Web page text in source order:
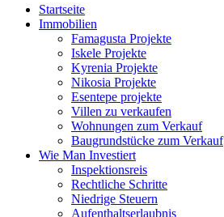
Startseite
Immobilien
Famagusta Projekte
Iskele Projekte
Kyrenia Projekte
Nikosia Projekte
Esentepe projekte
Villen zu verkaufen
Wohnungen zum Verkauf
Baugrundstücke zum Verkauf
Wie Man Investiert
Inspektionsreis
Rechtliche Schritte
Niedrige Steuern
Aufenthaltserlaubnis